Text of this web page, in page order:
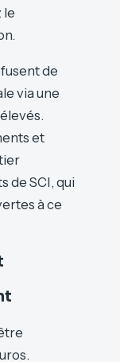
le
de
via une
et
de SCI, qui
à ce